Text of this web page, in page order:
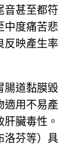
音甚至都符
中度痛苦悲
反映產生率
腸道黏膜毀
適用不易產
臟毒性。
洛芬等）具